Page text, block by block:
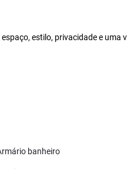
estilo, privacidade e uma
banheiro